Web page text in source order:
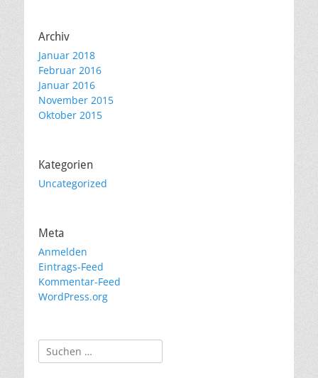
Archiv
Januar 2018
Februar 2016
Januar 2016
November 2015
Oktober 2015
Kategorien
Uncategorized
Meta
Anmelden
Eintrags-Feed
Kommentar-Feed
WordPress.org
Suchen
nach: